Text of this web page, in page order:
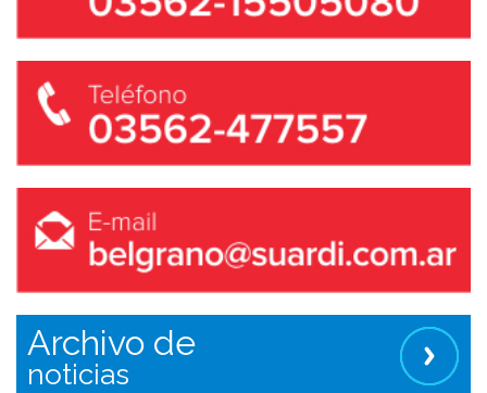
Archivo de
noticias